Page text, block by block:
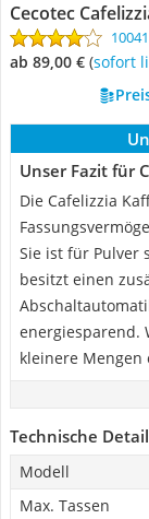
Cecotec
ab 89,00 € ( Sofort
Unser Fazit für
Die Cafelizzia
Sie ist für Pulver
besitzt einen
energiesparend.
kleinere
Technische
Modell
Max. Tassen